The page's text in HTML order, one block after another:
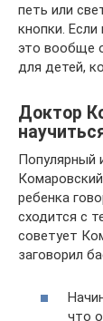
петь или
кнопки.
это вообще
для детей,
Доктор
Популярный
ребенка
сходится с
советует
заговорил
что